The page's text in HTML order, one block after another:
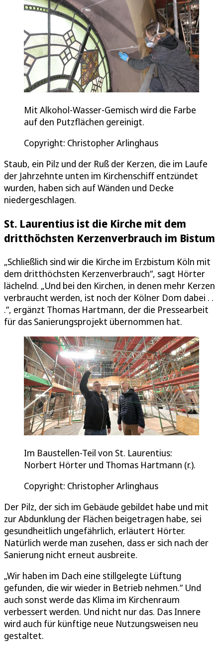
Mit Alkohol-Wasser-Gemisch wird die Farbe
auf den Putzflächen gereinigt.
Copyright: Christopher Arlinghaus
Staub, ein Pilz und der Ruß der Kerzen, die im Laufe
der Jahrzehnte unten im Kirchenschiff entzündet
wurden, haben sich auf Wänden und Decke
niedergeschlagen.
St. Laurentius ist die Kirche mit dem
dritthöchsten Kerzenverbrauch im Bistum
„Schließlich sind wir die Kirche im Erzbistum Köln mit
dem dritthöchsten Kerzenverbrauch“, sagt Hörter
lächelnd. „Und bei den Kirchen, in denen mehr Kerzen
verbraucht werden, ist noch der Kölner Dom dabei . .
.“, ergänzt Thomas Hartmann, der die Pressearbeit
für das Sanierungsprojekt übernommen hat.
Im Baustellen-Teil von St. Laurentius:
Norbert Hörter und Thomas Hartmann (r.).
Copyright: Christopher Arlinghaus
Der Pilz, der sich im Gebäude gebildet habe und mit
zur Abdunklung der Flächen beigetragen habe, sei
gesundheitlich ungefährlich, erläutert Hörter.
Natürlich werde man zusehen, dass er sich nach der
Sanierung nicht erneut ausbreite.
„Wir haben im Dach eine stillgelegte Lüftung
gefunden, die wir wieder in Betrieb nehmen.“ Und
auch sonst werde das Klima im Kirchenraum
verbessert werden. Und nicht nur das. Das Innere
wird auch für künftige neue Nutzungsweisen neu
gestaltet.